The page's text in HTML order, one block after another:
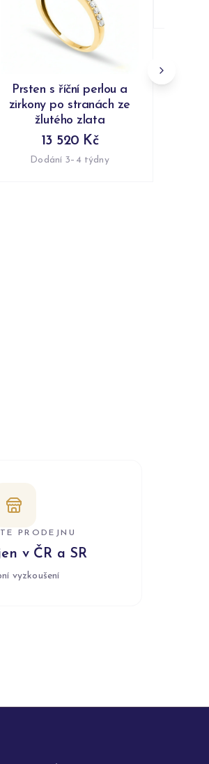
Prsten s říční perlou a
zirkony po stranách ze
žlutého zlata
13 520 Kč
Dodání 3–4 týdny
PRODEJNU
v ČR a SR
vyzkoušení